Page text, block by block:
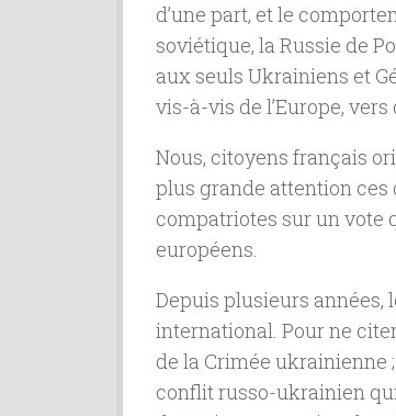
d’une part, et le
soviétique, la Russie de
aux seuls Ukrainiens et
vis-à-vis de l’Europe,
Nous, citoyens français
plus grande attention ces
compatriotes sur un vote
européens.
Depuis plusieurs
international. Pour ne
de la Crimée ukrainienne
conflit russo-ukrainien qui